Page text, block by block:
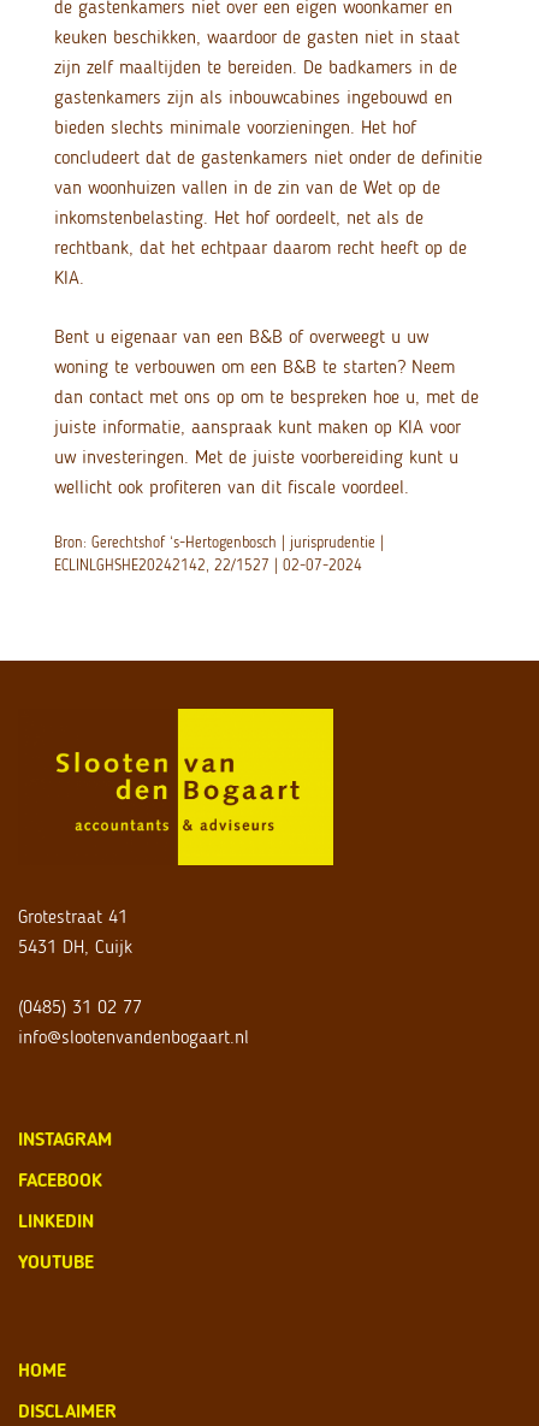
de gastenkamers niet over een eigen woonkamer en
keuken beschikken, waardoor de gasten niet in staat
zijn zelf maaltijden te bereiden. De badkamers in de
gastenkamers zijn als inbouwcabines ingebouwd en
bieden slechts minimale voorzieningen. Het hof
concludeert dat de gastenkamers niet onder de definitie
van woonhuizen vallen in de zin van de Wet op de
inkomstenbelasting. Het hof oordeelt, net als de
rechtbank, dat het echtpaar daarom recht heeft op de
KIA.
Bent u eigenaar van een B&B of overweegt u uw
woning te verbouwen om een B&B te starten? Neem
dan contact met ons op om te bespreken hoe u, met de
juiste informatie, aanspraak kunt maken op KIA voor
uw investeringen. Met de juiste voorbereiding kunt u
wellicht ook profiteren van dit fiscale voordeel.
Bron: Gerechtshof ‘s-Hertogenbosch | jurisprudentie |
ECLINLGHSHE20242142, 22/1527 | 02-07-2024
Grotestraat 41
5431 DH, Cuijk
(0485) 31 02 77
info@slootenvandenbogaart.nl
INSTAGRAM
FACEBOOK
LINKEDIN
YOUTUBE
HOME
DISCLAIMER